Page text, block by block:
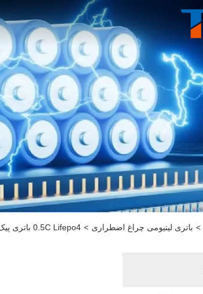
> باتری لیتیومی چراغ اضطراری > 0.5C Lifepo4 باتری پیک 18650 2S1P نور اضطراری باتری لیتیوم 6.4V 1.8Ah